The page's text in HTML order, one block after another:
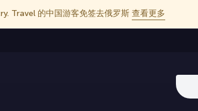
Travel 的中国游客免签去俄罗斯 查看更多